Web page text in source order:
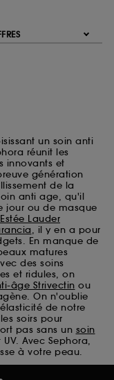
un soin anti
réunit les
innovants et
génération
de la
anti age, qu'il
jour ou de masque
Lauder
, il y en a pour
En manque de
matures
des soins
et ridules, on
âge Strivectin ou
On n'oublie
de notre
soirs pour
pas sans un soin
Avec Sephora,
à votre peau.